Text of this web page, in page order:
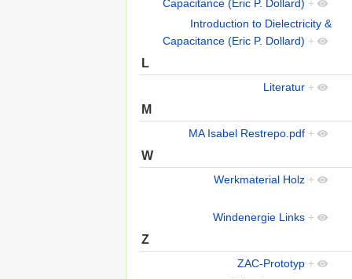
Capacitance (Eric P. Dollard) +
Introduction to Dielectricity &
Capacitance (Eric P. Dollard) +
L
Literatur +
M
MA Isabel Restrepo.pdf +
W
Werkmaterial Holz +
Windenergie Links +
Z
ZAC-Prototyp +